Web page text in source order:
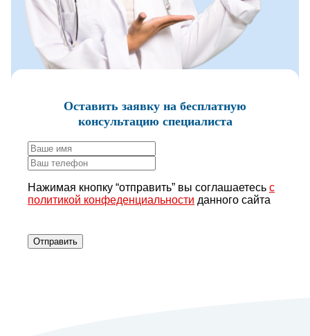
Оставить заявку на бесплатную
консультацию специалиста
Нажимая кнопку “отправить” вы соглашаетесь с
политикой конфеденциальности данного сайта
Отправить